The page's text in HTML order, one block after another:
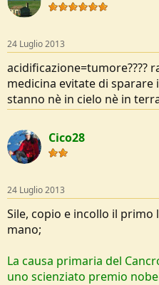
24 Luglio 2013
acidificazione=tumore????
medicina evitate di
stanno nè in cielo nè in
Cico28
24 Luglio 2013
Sile, copio e incollo il primo
mano;
La causa primaria del
uno scienziato premio